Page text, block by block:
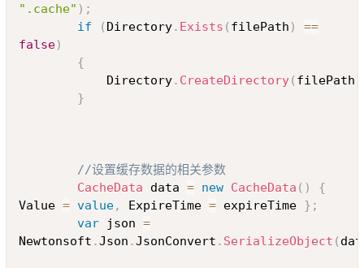
".cache" ) ;
if
( Directory. Exists ( filePath )
==
false)
{
			Directory
. CreateDirectory( filePath
}
//设置缓存数据的相关参数
CacheData data = new CacheData ( )
{
Value = value, ExpireTime = expireTime } ;
var json =
Newtonsoft .Json .JsonConvert . SerializeObject (